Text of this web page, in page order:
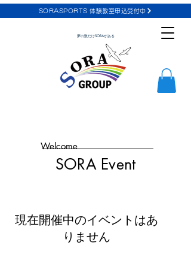
SORASPORTS 体験教室申込受付中
夢の数だけSORAがある
Welcome
SORA Event
現在開催中のイベントはあ
りません